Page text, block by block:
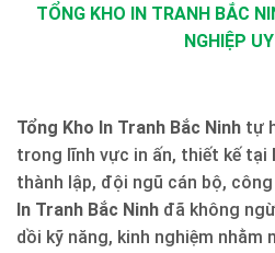
TỔNG KHO IN TRANH BẮC
NGHIỆP
Tổng Kho In Tranh Bắc Ninh tự
trong lĩnh vực in ấn, thiết kế tại
thành lập, đội ngũ cán bộ, công
In Tranh Bắc Ninh đã không
dồi kỹ năng, kinh nghiệm nhằm